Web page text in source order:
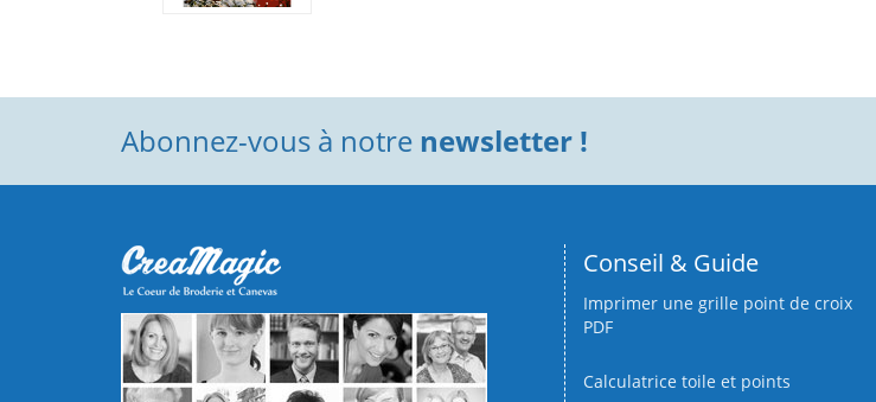
Abonnez-vous à notre newsletter !
Conseil & Guide
Imprimer une grille point de croix
PDF
Calculatrice toile et points